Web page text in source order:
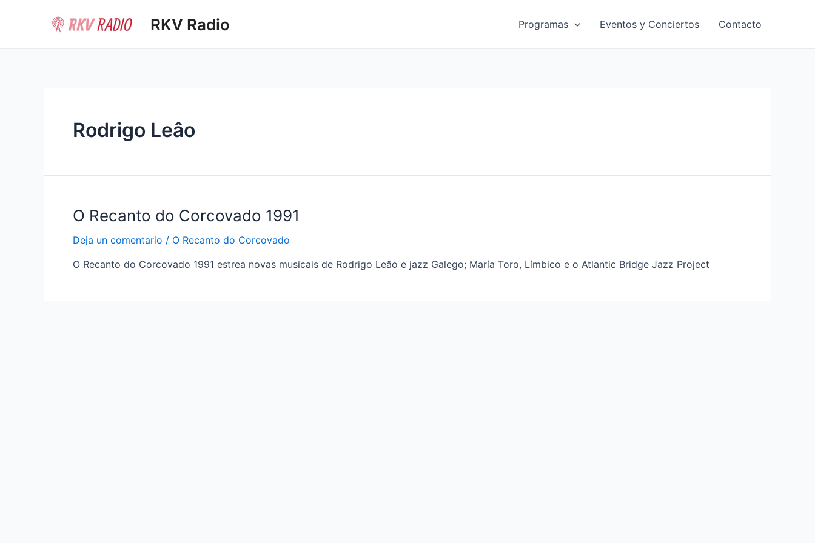
RKV Radio Programas Eventos y Conciertos Contacto
Rodrigo Leâo
O Recanto do Corcovado 1991
Deja un comentario / O Recanto do Corcovado
O Recanto do Corcovado 1991 estrea novas musicais de Rodrigo Leâo e jazz Galego; María Toro, Límbico e o Atlantic Bridge Jazz Project